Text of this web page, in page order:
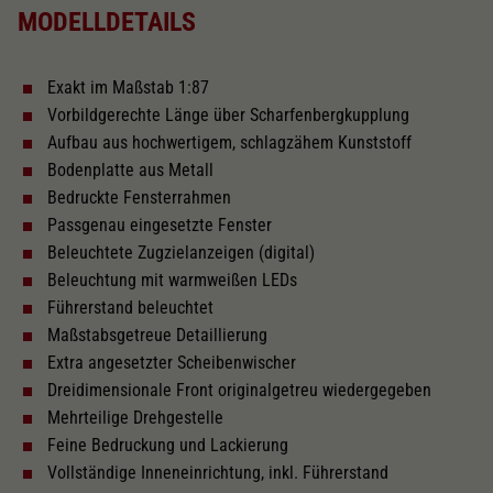
Gleichstrom Digital EXTRA
Innenbeleuchtung
Decoder Doehler & Haass
Wechselstrom Digital EXTRA
303 Länger über Puffer in mm
Mindestradius
PluX22
MODELLDETAILS
Exakt im Maßstab 1:87
Vorbildgerechte Länge über Scharfenbergkupplung
Aufbau aus hochwertigem, schlagzähem Kunststoff
Bodenplatte aus Metall
Bedruckte Fensterrahmen
Passgenau eingesetzte Fenster
Beleuchtete Zugzielanzeigen (digital)
Beleuchtung mit warmweißen LEDs
Führerstand beleuchtet
Maßstabsgetreue Detaillierung
Extra angesetzter Scheibenwischer
Dreidimensionale Front originalgetreu wiedergegeben
Mehrteilige Drehgestelle
Feine Bedruckung und Lackierung
Vollständige Inneneinrichtung, inkl. Führerstand